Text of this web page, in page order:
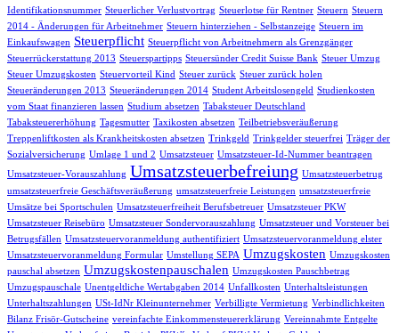
Identifikationsnummer Steuerlicher Verlustvortrag Steuerlotse für Rentner Steuern Steuern
2014 - Änderungen für Arbeitnehmer Steuern hinterziehen - Selbstanzeige Steuern im
Einkaufswagen Steuerpflicht Steuerpflicht von Arbeitnehmern als Grenzgänger
Steuerrückerstattung 2013 Steuerspartipps Steuersünder Credit Suisse Bank Steuer Umzug
Steuer Umzugskosten Steuervorteil Kind Steuer zurück Steuer zurück holen
Steueränderungen 2013 Steueränderungen 2014 Student Arbeitslosengeld Studienkosten
vom Staat finanzieren lassen Studium absetzen Tabaksteuer Deutschland
Tabaksteuererhöhung Tagesmutter Taxikosten absetzen Teilbetriebsveräußerung
Treppenliftkosten als Krankheitskosten absetzen Trinkgeld Trinkgelder steuerfrei Träger der
Sozialversicherung Umlage 1 und 2 Umsatzsteuer Umsatzsteuer-Id-Nummer beantragen
Umsatzsteuer-Vorauszahlung Umsatzsteuerbefreiung Umsatzsteuerbetrug
umsatzsteuerfreie Geschäftsveräußerung umsatzsteuerfreie Leistungen umsatzsteuerfreie
Umsätze bei Sportschulen Umsatzsteuerfreiheit Berufsbetreuer Umsatzsteuer PKW
Umsatzsteuer Reisebüro Umsatzsteuer Sondervorauszahlung Umsatzsteuer und Vorsteuer bei
Betrugsfällen Umsatzsteuervoranmeldung authentifiziert Umsatzsteuervoranmeldung elster
Umsatzsteuervoranmeldung Formular Umstellung SEPA Umzugskosten Umzugskosten
pauschal absetzen Umzugskostenpauschalen Umzugskosten Pauschbetrag
Umzugspauschale Unentgeltliche Wertabgaben 2014 Unfallkosten Unterhaltsleistungen
Unterhaltszahlungen USt-IdNr Kleinunternehmer Verbilligte Vermietung Verbindlichkeiten
Bilanz Frisör-Gutscheine vereinfachte Einkommensteuererklärung Vereinnahmte Entgelte